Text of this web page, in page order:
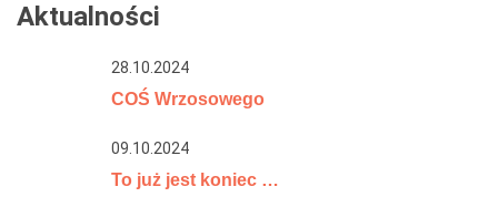
Aktualności
28.10.2024
COŚ Wrzosowego
09.10.2024
To już jest koniec …